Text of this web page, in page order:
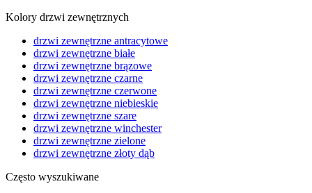
Kolory drzwi zewnętrznych
drzwi zewnętrzne antracytowe
drzwi zewnętrzne białe
drzwi zewnętrzne brązowe
drzwi zewnętrzne czarne
drzwi zewnętrzne czerwone
drzwi zewnętrzne niebieskie
drzwi zewnętrzne szare
drzwi zewnętrzne winchester
drzwi zewnętrzne zielone
drzwi zewnętrzne złoty dąb
Często wyszukiwane